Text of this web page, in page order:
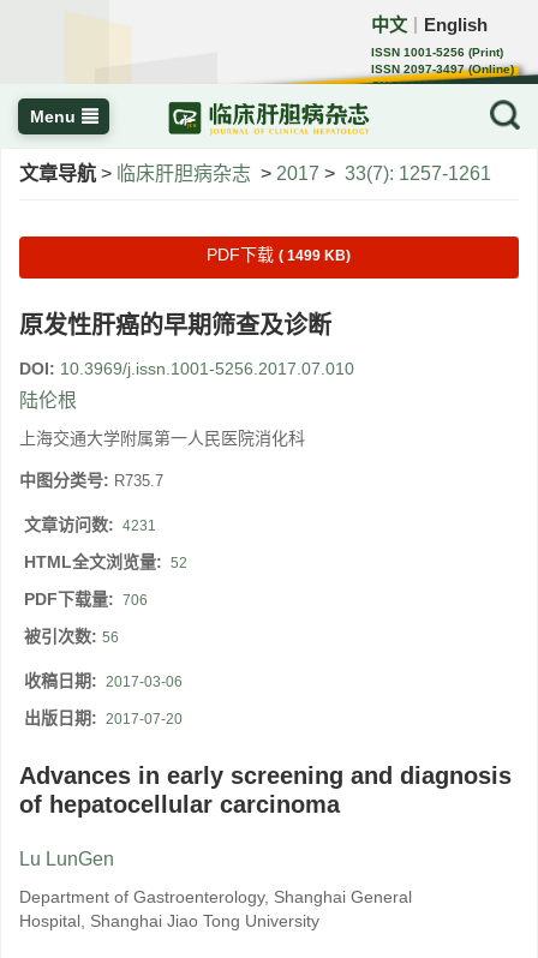
中文 English
ISSN 1001-5256 (Print)
ISSN 2097-3497 (Online)
CN 22-1108/R
Menu
文章导航 > 临床肝胆病杂志 > 2017 > 33(7): 1257-1261
PDF下载 ( 1499 KB)
原发性肝癌的早期筛查及诊断
DOI: 10.3969/j.issn.1001-5256.2017.07.010
陆伦根
上海交通大学附属第一人民医院消化科
中图分类号: R735.7
文章访问数: 4231
HTML全文浏览量: 52
PDF下载量: 706
被引次数: 56
收稿日期: 2017-03-06
出版日期: 2017-07-20
Advances in early screening and diagnosis
of hepatocellular carcinoma
Lu LunGen
Department of Gastroenterology, Shanghai General
Hospital, Shanghai Jiao Tong University